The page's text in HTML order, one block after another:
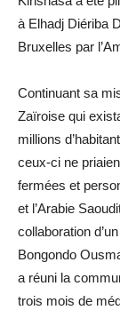
à Elhadj Diériba
Bruxelles par
Continuant sa
Zaïroise qui
millions
ceux-ci ne
fermées et
et l’Arabie
collaboration
Bongondo
a réuni la
trois mois de